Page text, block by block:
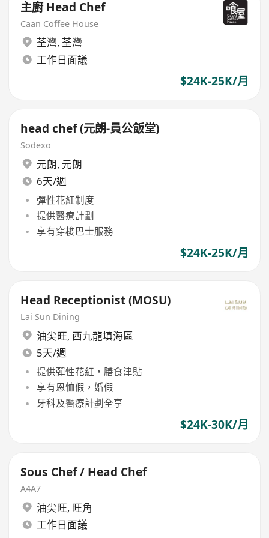
主廚 Head Chef
Caan Coffee House
荃灣, 荃灣
工作日面議
$24K-25K/月
head chef (元朗-員公飯堂)
Sodexo
元朗, 元朗
6天/週
彈性花紅制度
提供醫療計劃
享有穿梭巴士服務
$24K-25K/月
Head Receptionist (MOSU)
Lai Sun Dining
油尖旺, 西九龍填海區
5天/週
提供彈性花紅，膳食津貼
享有恩恤假，婚假
牙科及醫療計劃全享
$24K-30K/月
Sous Chef / Head Chef
A4A7
油尖旺, 旺角
工作日面議